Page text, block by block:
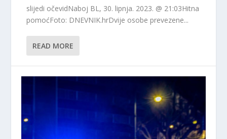
slijedi očevidNaboj BL, 30. lipnja. 2023. @ 21:03Hitna
pomoćFoto: DNEVNIK.hrDvije osobe prevezene...
READ MORE